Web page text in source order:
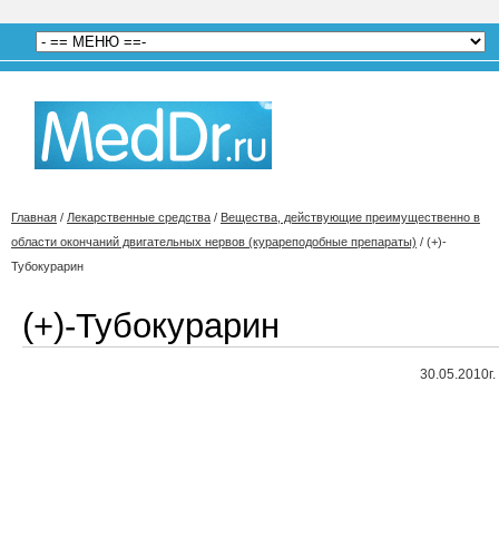
Главная / Лекарственные средства / Вещества, действующие преимущественно в
области окончаний двигательных нервов (курареподобные препараты) / (+)-
Тубокурарин
(+)-Тубокурарин
30.05.2010г.